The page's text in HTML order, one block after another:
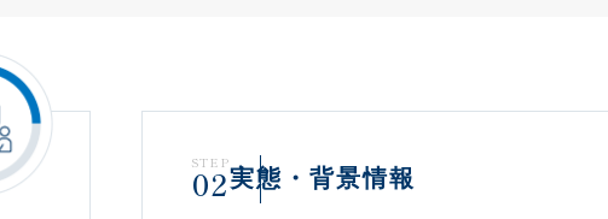
STEP
02実態・背景情報